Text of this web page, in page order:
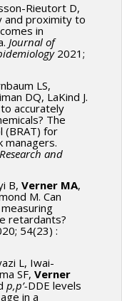
Rieutort D,
and proximity to
in
Journal of
2021;
LS,
DQ, LaKind J.
accurately
The
(BRAT) for
managers.
and
B, Verner MA,
M. Can
retardants?
54(23) :
L, Iwai-
SF, Verner
p,p’-DDE levels
in a